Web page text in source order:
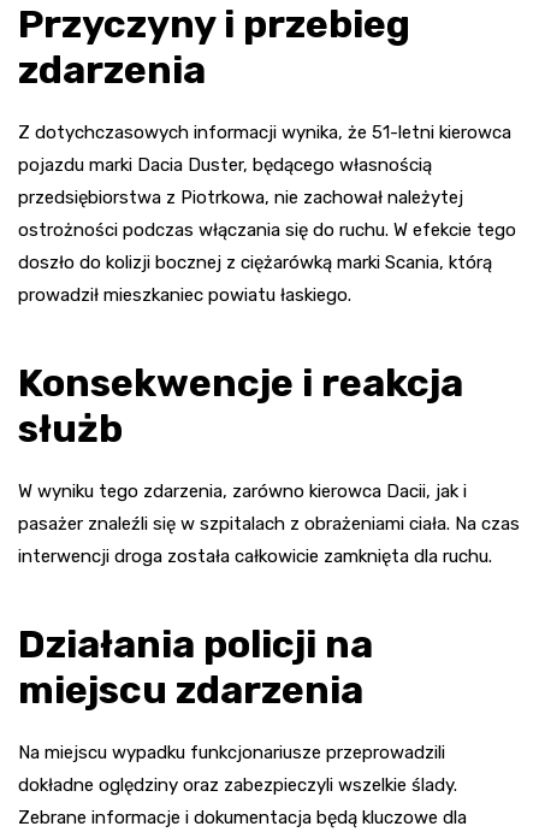
Przyczyny i przebieg
zdarzenia
Z dotychczasowych informacji wynika, że 51-letni kierowca
pojazdu marki Dacia Duster, będącego własnością
przedsiębiorstwa z Piotrkowa, nie zachował należytej
ostrożności podczas włączania się do ruchu. W efekcie tego
doszło do kolizji bocznej z ciężarówką marki Scania, którą
prowadził mieszkaniec powiatu łaskiego.
Konsekwencje i reakcja
służb
W wyniku tego zdarzenia, zarówno kierowca Dacii, jak i
pasażer znaleźli się w szpitalach z obrażeniami ciała. Na czas
interwencji droga została całkowicie zamknięta dla ruchu.
Działania policji na
miejscu zdarzenia
Na miejscu wypadku funkcjonariusze przeprowadzili
dokładne oględziny oraz zabezpieczyli wszelkie ślady.
Zebrane informacje i dokumentacja będą kluczowe dla